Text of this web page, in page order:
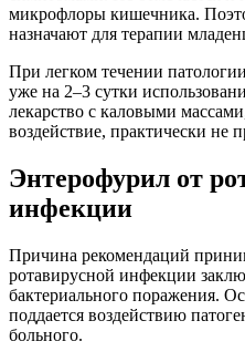
микрофлоры кишечника.
назначают для терапии
При легком течении
уже на 2–3 сутки
лекарство с каловыми
воздействие, практически не
Энтерофурил от
инфекции
Причина рекомендаций
ротавирусной инфекции
бактериального поражения.
поддается воздействию
больного.